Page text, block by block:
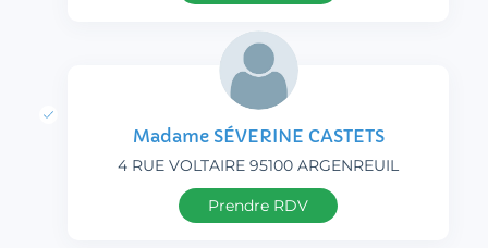
Madame SÉVERINE CASTETS
4 RUE VOLTAIRE 95100 ARGENREUIL
Prendre RDV